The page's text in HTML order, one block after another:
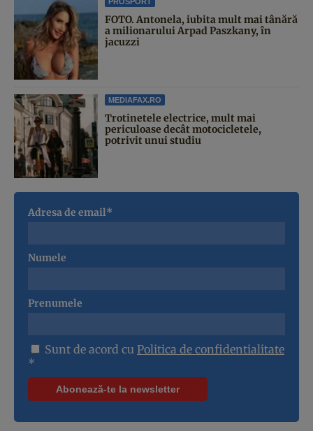
FOTO. Antonela, iubita mult mai tânără
a milionarului Arpad Paszkany, în
jacuzzi
MEDIAFAX.RO
Trotinetele electrice, mult mai
periculoase decât motocicletele,
potrivit unui studiu
Adresa de email*
Numele
Prenumele
Sunt de acord cu Politica de confidentialitate
*